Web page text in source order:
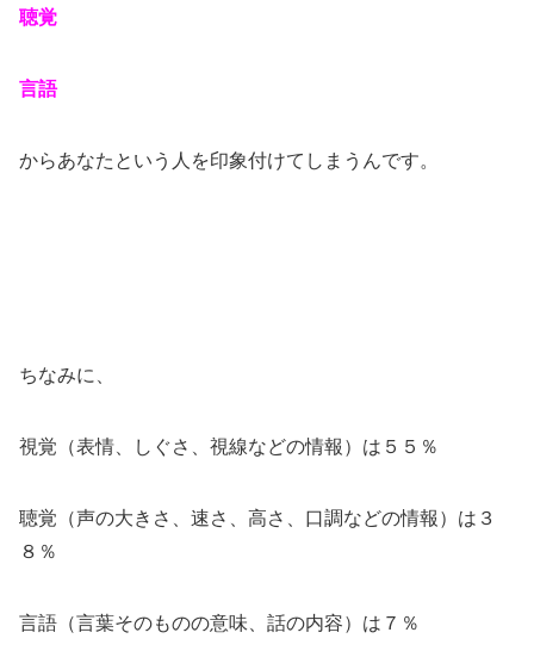
聴覚
言語
からあなたという人を印象付けてしまうんです。
ちなみに、
視覚（表情、しぐさ、視線などの情報）は５５％
聴覚（声の大きさ、速さ、高さ、口調などの情報）は３
８％
言語（言葉そのものの意味、話の内容）は７％